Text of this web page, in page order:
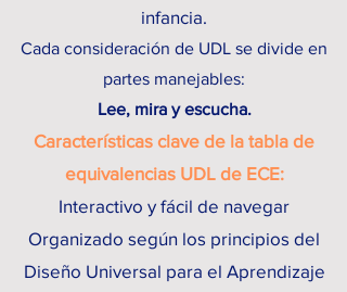
infancia.
Cada consideración de UDL se divide en
partes manejables:
Lee, mira y escucha.
Características clave de la tabla de
equivalencias UDL de ECE:
Interactivo y fácil de navegar
Organizado según los principios del
Diseño Universal para el Aprendizaje